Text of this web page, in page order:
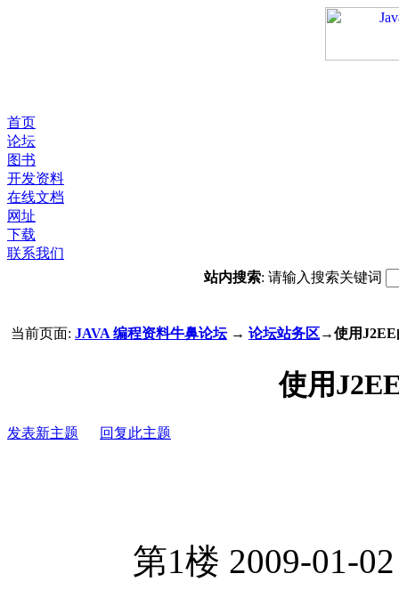
首页
论坛
图书
开发资料
在线文档
网址
下载
联系我们
站内搜索: 请输入搜索关键词
当前页面: JAVA 编程资料牛鼻论坛→ 论坛站务区→使用J2EE
使用
发表新主题 回复此主题
第1楼 2009-01-